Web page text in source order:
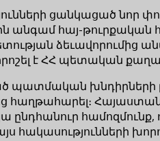
ցանկացած նոր
անգամ հայ-թուրքական
ձեւավորումից
է ՀՀ պետական
խնդիրների
հաղթահարել։